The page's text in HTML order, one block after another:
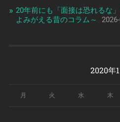
20年前にも「面接は恐れるな
よみがえる昔のコラム～
2020年
月 火 水 木